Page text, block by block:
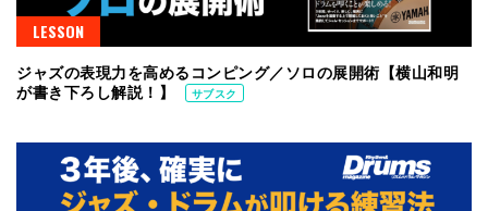
LESSON
ジャズの表現力を高めるコンピング／ソロの展開術【横山和明
が書き下ろし解説！】
サブスク